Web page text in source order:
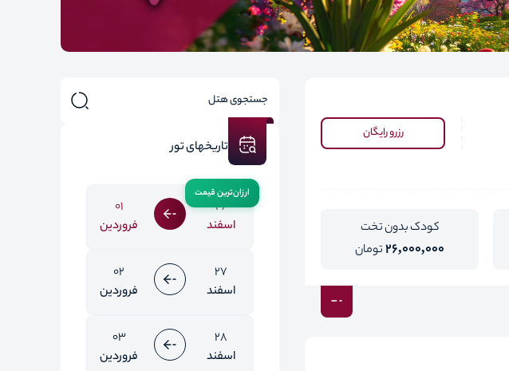
رزرو رایگان
کودک بدون تخت
26,000,000تومان
تاریخهای تور
26
اسفند
01
فروردین
27
اسفند
02
فروردین
28
اسفند
03
فروردین